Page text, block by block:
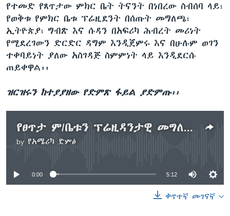
የተመድ የጸጥታው ምክር ቤት ትናንት በነበረው ስብሰባ ላይ፣
የወቅቱ የምክር ቤቱ ፕሬዚደንት በሰጡት መግለጫ፣
ኢትዮጵያ፣ ግብጽ እና ሱዳን በአፍሪካ ሕብረት መሪነት
የሚደረገውን ድርድር ዳግም እንዲጀምሩ እና በሁሉም ወገን
ተቀባይነት ያለው አስገዳጅ ስምምነት ላይ እንዲደርሱ
ጠይቀዋል፡፡
ዝርዝሩን ከተያያዘው የድምጽ ፋይል ያድምጡ፡፡
የፀጥታ ም/ቤቱን ፕሬዚዳንታዊ መግለጫ እንደማትቀበለው ኢትዮጵያ አስታወቀች
by የአሜሪካ ድምፅ
No media source currently available
0:00 5:12
ቀጥተኛ መገናኛ